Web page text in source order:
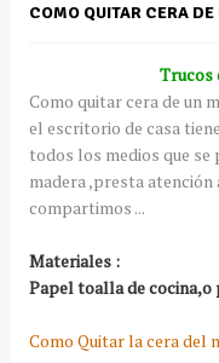
COMO QUITAR CERA
Trucos
Como quitar cera de un
el escritorio de casa
todos los medios que se
madera ,presta
compartimos ...
Materiales :
Papel toalla de cocina,o
Como Quitar la cera del